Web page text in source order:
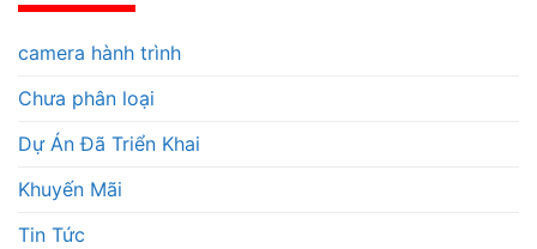
camera hành trình
Chưa phân loại
Dự Án Đã Triển Khai
Khuyến Mãi
Tin Tức